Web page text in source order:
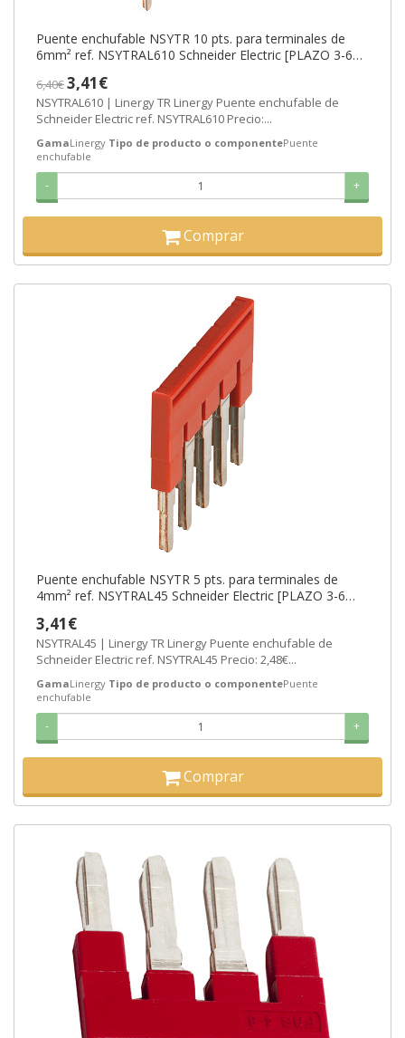
Puente enchufable NSYTR 10 pts. para terminales de
6mm² ref. NSYTRAL610 Schneider Electric [PLAZO 3-6
6,40€3,41€
NSYTRAL610 | Linergy TR Linergy Puente enchufable de
Schneider Electric ref. NSYTRAL610 Precio:...
GamaLinergy Tipo de producto o componentePuente
enchufable
- +
Comprar
Puente enchufable NSYTR 5 pts. para terminales de
4mm² ref. NSYTRAL45 Schneider Electric [PLAZO 3-6
3,41€
NSYTRAL45 | Linergy TR Linergy Puente enchufable de
Schneider Electric ref. NSYTRAL45 Precio: 2,48€...
GamaLinergy Tipo de producto o componentePuente
enchufable
- +
Comprar